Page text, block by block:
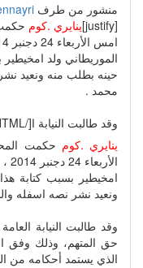
منشور من طرفYennayri
ينايري .كومحكمت
الموريطاني ولد امخيطير
حينه بطلب منه ونعيد نشر
محمد .
وقد طالبت النيابة ا[/HTML]
ينايري .كومحكمت
امخيطير بسبب كتابة
ونعيد نشر نصه اسفله
وقد طالبت النيابة
الذي يستمد أحكامه من